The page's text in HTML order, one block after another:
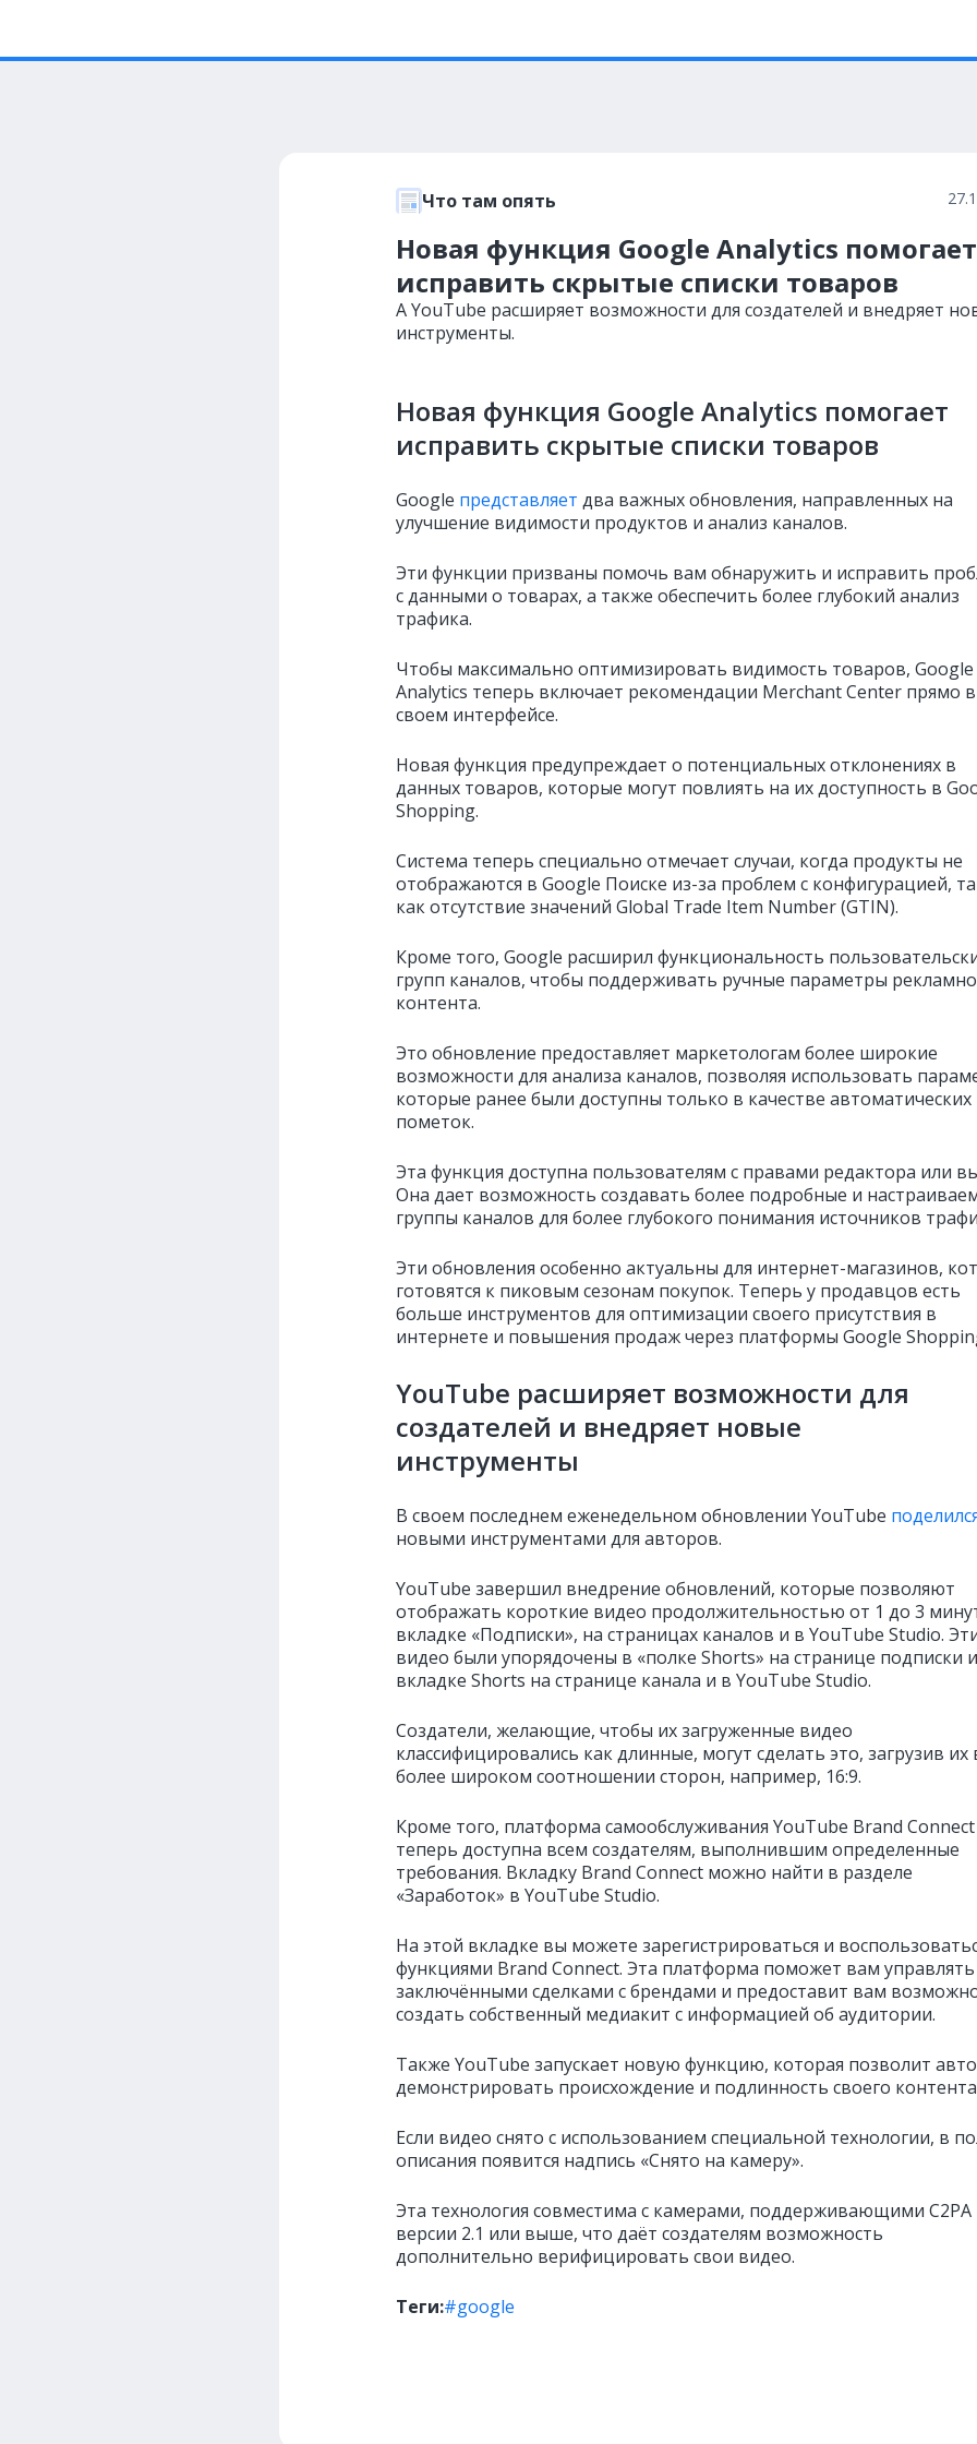
Что там опять
Новая функция Google Analytics помогает
исправить скрытые списки товаров
А YouTube расширяет возможности для создателей и внедряет
инструменты.
Новая функция Google Analytics помогает
исправить скрытые списки товаров
Google представляет два важных обновления, направленных на
улучшение видимости продуктов и анализ каналов.
Эти функции призваны помочь вам обнаружить и исправить
с данными о товарах, а также обеспечить более глубокий анализ
трафика.
Чтобы максимально оптимизировать видимость товаров, Google
Analytics теперь включает рекомендации Merchant Center прямо в
своем интерфейсе.
Новая функция предупреждает о потенциальных отклонениях в
данных товаров, которые могут повлиять на их доступность в
Shopping.
Система теперь специально отмечает случаи, когда продукты не
отображаются в Google Поиске из-за проблем с конфигурацией,
как отсутствие значений Global Trade Item Number (GTIN).
Кроме того, Google расширил функциональность
групп каналов, чтобы поддерживать ручные параметры
контента.
Это обновление предоставляет маркетологам более широкие
возможности для анализа каналов, позволяя использовать
которые ранее были доступны только в качестве автоматических
пометок.
Эта функция доступна пользователям с правами редактора или
Она дает возможность создавать более подробные и
группы каналов для более глубокого понимания источников
Эти обновления особенно актуальны для интернет-магазинов,
готовятся к пиковым сезонам покупок. Теперь у продавцов есть
больше инструментов для оптимизации своего присутствия в
интернете и повышения продаж через платформы Google
YouTube расширяет возможности для
создателей и внедряет новые
инструменты
В своем последнем еженедельном обновлении YouTube
новыми инструментами для авторов.
YouTube завершил внедрение обновлений, которые позволяют
отображать короткие видео продолжительностью от 1 до 3
вкладке «Подписки», на страницах каналов и в YouTube Studio.
видео были упорядочены в «полке Shorts» на странице подписки
вкладке Shorts на странице канала и в YouTube Studio.
Создатели, желающие, чтобы их загруженные видео
классифицировались как длинные, могут сделать это, загрузив их
более широком соотношении сторон, например, 16:9.
Кроме того, платформа самообслуживания YouTube Brand Connect
теперь доступна всем создателям, выполнившим определенные
требования. Вкладку Brand Connect можно найти в разделе
«Заработок» в YouTube Studio.
На этой вкладке вы можете зарегистрироваться и
функциями Brand Connect. Эта платформа поможет вам управлять
заключёнными сделками с брендами и предоставит вам
создать собственный медиакит с информацией об аудитории.
Также YouTube запускает новую функцию, которая позволит
демонстрировать происхождение и подлинность своего
Если видео снято с использованием специальной технологии, в
описания появится надпись «Снято на камеру».
Эта технология совместима с камерами, поддерживающими C2PA
версии 2.1 или выше, что даёт создателям возможность
дополнительно верифицировать свои видео.
Теги:#google